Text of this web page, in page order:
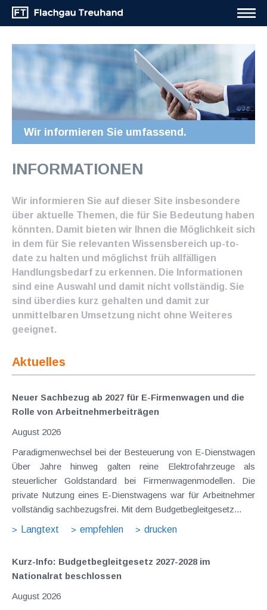
Wir informieren Sie umfassend.
INFORMATIONEN
Wir informieren Sie auf dieser Site insbesondere
über aktuelle Themen, die für Sie Bedeutung haben
könnten. Damit bieten wir Ihnen die Möglichkeit sich
in dem für Sie relevanten Wissensbereich up-to-
date zu halten und möglichst früh allfälligen
Handlungsbedarf zu erkennen. Die Informationen
sind eine Auswahl und damit nicht vollständig. Sie
sind überdies kurz gehalten und damit zur
unmittelbaren Umsetzung nicht ohne Weiteres
geeignet.
Aktuelles
Neuer Sachbezug ab 2027 für E-Firmenwagen und die
Rolle von Arbeitnehmer​­beiträgen
August 2026
Paradigmenwechsel bei der Besteuerung von E-Dienstwagen
Über Jahre hinweg galten reine Elektrofahrzeuge als
steuerlicher Goldstandard bei Firmenwagenmodellen. Die
private Nutzung eines E-Dienstwagens war für Arbeitnehmer
vollständig sachbezugsfrei. Mit dem Budgetbegleitgesetz...
Langtext
empfehlen drucken
Kurz-Info: Budgetbegleitgesetz 2027-2028 im
Nationalrat beschlossen
August 2026